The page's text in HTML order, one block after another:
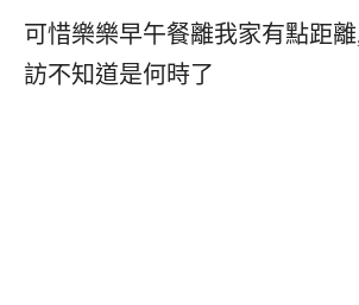
可惜樂樂早午餐離我家有點距
訪不知道是何時了